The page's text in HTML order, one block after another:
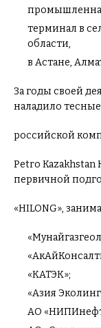
терминал в
области,
в Астане,
За годы своей
наладило
российской
Petro Kazakhstan
первичной
«HILONG»,
«КАТЭК»;
«Азия
АО